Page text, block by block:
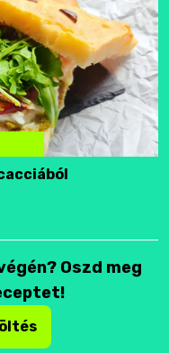
Oszd meg